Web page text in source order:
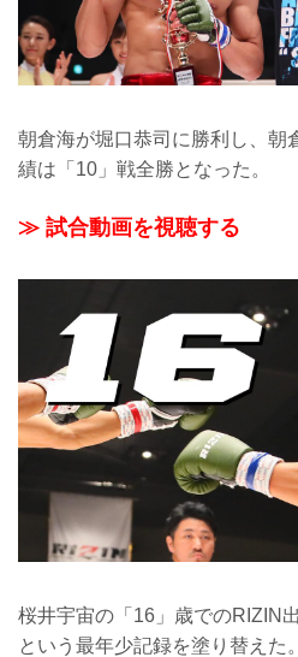
朝倉海が堀口恭司に勝利し、朝
績は「10」戦全勝となった。
≫ 試合動画を視聴する
桜井宇宙の「16」歳でのRIZIN
という最年少記録を塗り替えた。